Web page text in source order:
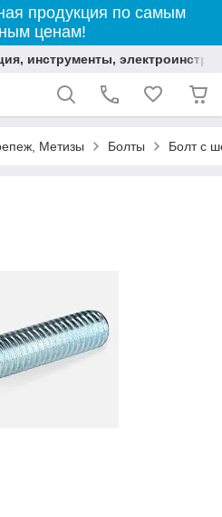
продукция по самым
ценам!
инструменты,
Метизы Болты Болт с